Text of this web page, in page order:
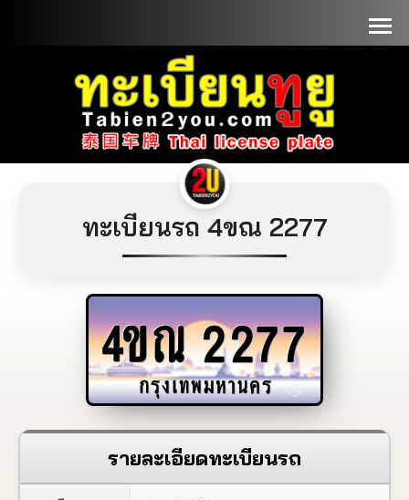
ทะเบียนรถ 4ขณ 2277
4ขณ2277
กรุงเทพมหานคร
รายละเอียดทะเบียนรถ